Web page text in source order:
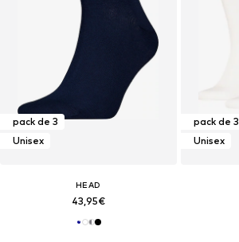
pack de 3
Unisex
HEAD
43,95€
pack de 3
Unisex